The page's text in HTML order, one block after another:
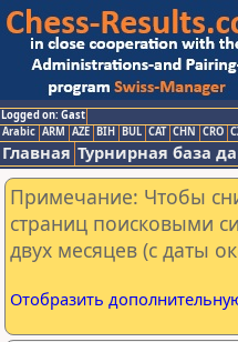
Logged on: Gast
Arabic ARM AZE BIH BUL CAT CHN CRO
Главная Турнирная база
Примечание: Чтобы
страниц поисковыми
двух месяцев (с даты
Отобразить